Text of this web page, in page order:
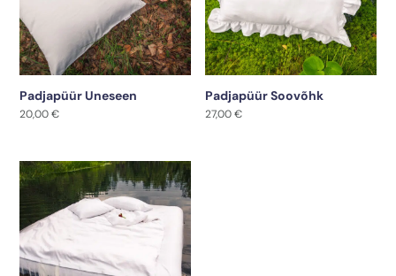
Padjapüür Uneseen
20,00€
Padjapüür Soovõhk
27,00€